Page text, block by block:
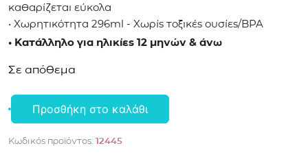
καθαρίζεται εύκολα
• Χωρητικότητα 296ml - Xωρίς τοξικές ουσίες/BPA
• Κατάλληλο για ηλικίες 12 μηνών & άνω
Σε απόθεμα
Εκπαιδευτικό
Munchkin
Προσθήκη στο καλάθι
Κωδικός προϊόντος: 12445